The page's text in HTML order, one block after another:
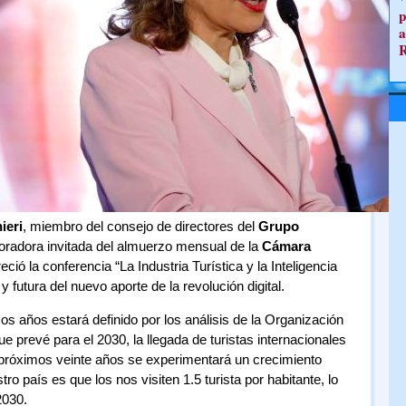
, miembro del consejo de directores del Grupo
invitada del almuerzo mensual de la Cámara
la conferencia “La Industria Turística y la Inteligencia
futura del nuevo aporte de la revolución digital.
años estará definido por los análisis de la Organización
prevé para el 2030, la llegada de turistas internacionales
veinte años se experimentará un crecimiento
país es que los nos visiten 1.5 turista por habitante, lo